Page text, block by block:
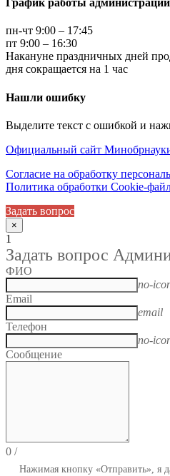
График работы администрации
пн-чт 9:00 – 17:45
пт 9:00 – 16:30
Накануне праздничных дней
дня сокращается на 1 час
Нашли ошибку
Выделите текст с ошибкой и
Официальный сайт
Согласие на обработку
Политика обработки Cookie-
Задать вопрос
×
1
Задать вопрос
ФИО
no-
Email
email
Телефон
no-
Сообщение
0 /
Нажимая кнопку «Отправить», я